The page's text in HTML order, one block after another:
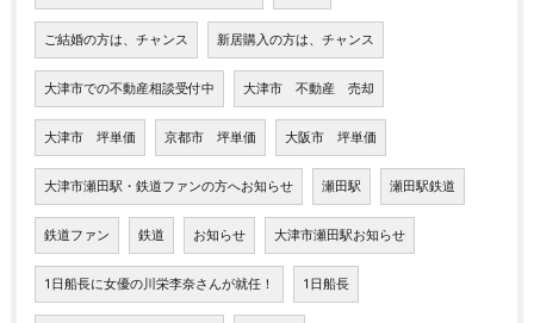
ご結婚の方は、チャンス 新居購入の方は、チャンス
大津市での不動産相談受付中 大津市 不動産 売却
大津市 坪単価 京都市 坪単価 大阪市 坪単価
大津市瀬田駅・鉄道ファンの方へお知らせ 瀬田駅 瀬田駅鉄道
鉄道ファン 鉄道 お知らせ 大津市瀬田駅お知らせ
1日船長に女優の川栄李奈さんが就任！ 1日船長